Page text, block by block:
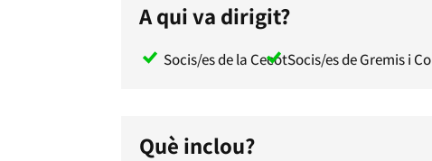
A qui va dirigit?
Socis/es de la CecotSocis/es de Gremis i
Què inclou?